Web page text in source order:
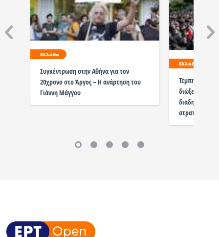
Ελλάδα
Συγκέντρωση στην Αθήνα για τον
20χρονο στο Άργος – Η ανάρτηση του
Γιάννη Μάγγου
Ελλάδα
Τέμπη –
διώξεις με
διαδηλωτές
στρατού»